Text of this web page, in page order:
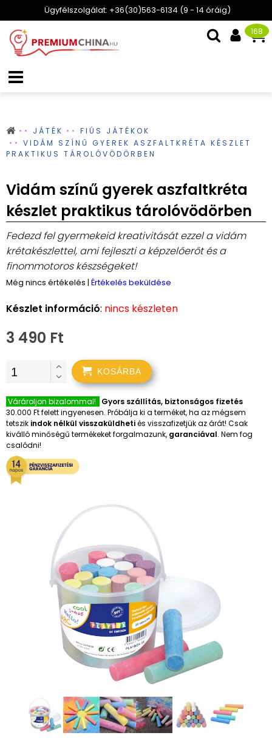
Ügyfélszolgálat: +36(30)563-6134 (9 - 14 óráig)
168
JÁTÉK
FIÚS JÁTÉKOK
VIDÁM SZÍNŰ GYEREK ASZFALTKRÉTA KÉSZLET
PRAKTIKUS TÁROLÓVÖDÖRBEN
Vidám színű gyerek aszfaltkréta
készlet praktikus tárolóvödörben
Fedezd fel gyermekeid kreativitását ezzel a vidám
krétakészlettel, ami fejleszti a képzelőerőt és a
finommotoros készségeket!
Még nincs értékelés | Értékelés beküldése
Készlet információ: nincs készleten
3 490 Ft
KOSÁRBA
Várároljon bizalommal!
Gyors szállítás, biztonságos fizetés
30.000 Ft felett ingyenesen. Próbálja ki a terméket, ha az mégsem
tetszik indok nélkül visszaküldhetiés visszafizetjük az árát! Csak
kiválló minőségű termékeket forgalmazunk, garanciával. Nem fog
csalódni!